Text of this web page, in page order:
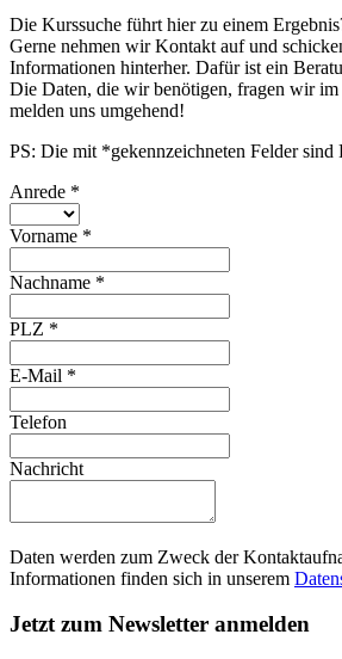
Die Kurssuche führt hier zu einem
Gerne nehmen wir Kontakt auf und
Informationen hinterher. Dafür ist ein
Die Daten, die wir benötigen, fragen wir
melden uns umgehend!
PS: Die mit *gekennzeichneten Felder sind
Anrede *
Vorname *
Nachname *
PLZ *
E-Mail *
Telefon
Nachricht
Daten werden zum Zweck der
Informationen finden sich in unserem
Jetzt zum Newsletter anmelden